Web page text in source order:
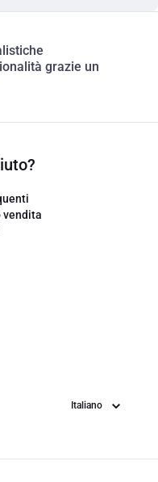
grazie un
vendita
Lingua